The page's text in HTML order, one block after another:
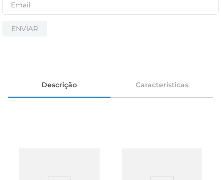
ENVIAR
Descrição Características